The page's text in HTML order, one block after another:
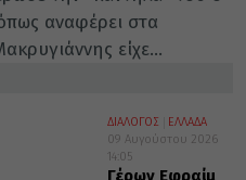
αναφέρει στα
είχε...
ΔΙΑΛΟΓΟΣ
ΕΛΛΑΔΑ
09 Αυγούστου 2026
14:05